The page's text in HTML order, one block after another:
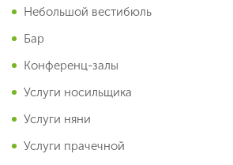
Небольшой вестибюль
Бар
Конференц-залы
Услуги носильщика
Услуги няни
Услуги прачечной